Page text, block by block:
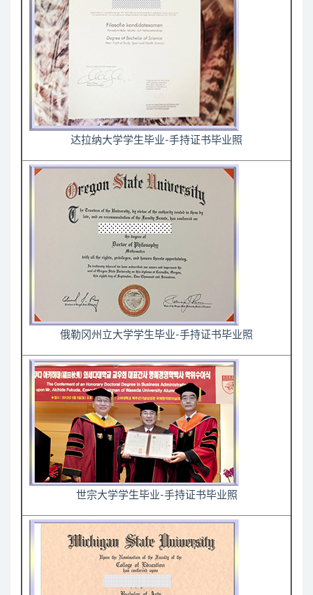
达拉纳大学学生毕业-手持证书毕业照
俄勒冈州立大学学生毕业-手持证书毕业照
世宗大学学生毕业-手持证书毕业照